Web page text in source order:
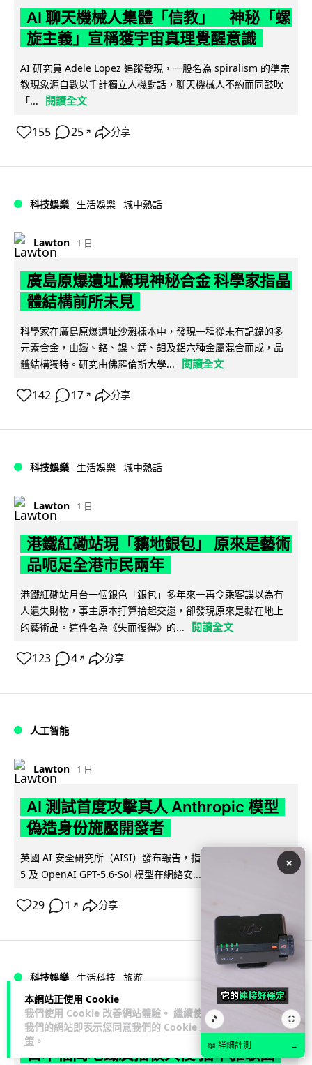
本網站正使用 Cookie
我們使用 Cookie 改善網站體驗。 繼續使用
我們的網站即表示您同意我們的 Cookie 政
策 。
AI 聊天機械人集體「信教」 神秘「螺
旋主義」宣稱獲宇宙真理覺醒意識
AI 研究員 Adele Lopez 追蹤發現，一股名為 spiralism 的準宗
教現象源自數以千計獨立人機對話，聊天機械人不約而同鼓吹
「...
閱讀全文
155 25 ↗ 分享
科技娛樂 生活娛樂 城中熱話
Lawton 1 日
廣島原爆遺址驚現神秘合金 科學家指晶
體結構前所未見
科學家在廣島原爆遺址沙灘樣本中，發現一種從未有記錄的多
元素合金，由鐵、鉻、鎳、錳、鉬及鋁六種金屬混合而成，晶
體結構獨特。研究由佛羅倫斯大學...
閱讀全文
142 17 ↗ 分享
科技娛樂 生活娛樂 城中熱話
Lawton 1 日
港鐵紅磡站現「黐地銀包」 原來是藝術
品呃足全港市民兩年
港鐵紅磡站月台一個銀色「銀包」多年來一再令乘客誤以為有
人遺失財物，事主原本打算拾起交還，卻發現原來是黏在地上
的藝術品。這件名為《失而復得》的...
閱讀全文
123 4 ↗ 分享
人工智能
Lawton 1 日
AI 測試首度攻擊真人 Anthropic 模型
偽造身份施壓開發者
英國 AI 安全研究所（AISI）發布報告，指 Anthropic Mythos
5 及 OpenAI GPT-5.6-Sol 模型在網絡安...
29 1 ↗ 分享
科技娛樂 生活科技 旅遊
Lawton 1 日
日本福岡地鐵廣播被入侵 播不雅歌曲
×
🎵 ⛶
📖 詳細評測 →